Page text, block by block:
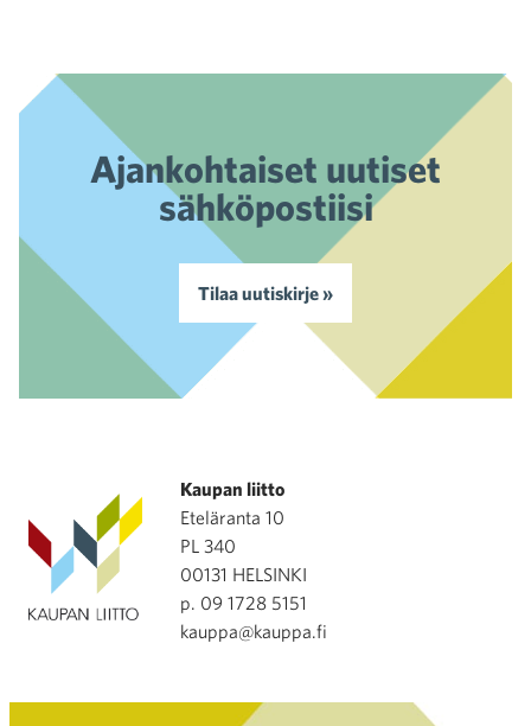
Ajankohtaiset uutiset
sähköpostiisi
Tilaa uutiskirje »
Kaupan liitto
Eteläranta 10
PL 340
00131 HELSINKI
p. 09 1728 5151
kauppa@kauppa.fi